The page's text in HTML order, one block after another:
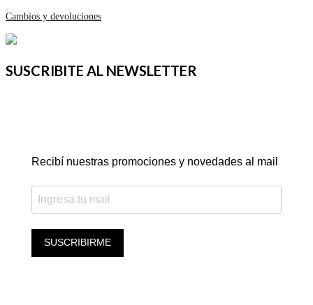
Cambios y devoluciones
SUSCRIBITE AL NEWSLETTER
Recibí nuestras promociones y novedades al mail
SUSCRIBIRME